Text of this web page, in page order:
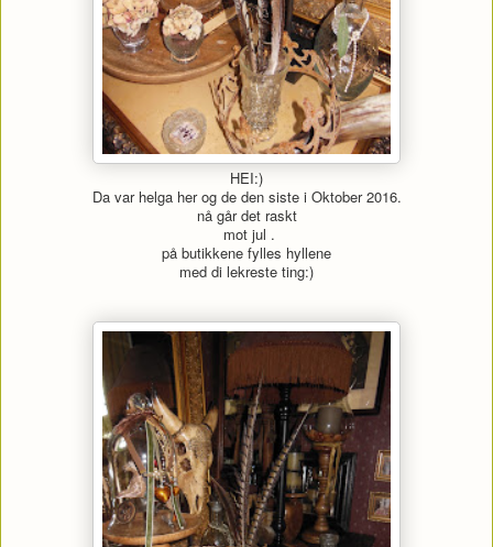
HEI:)
Da var helga her og de den siste i Oktober 2016.
nå går det raskt
mot jul .
på butikkene fylles hyllene
med di lekreste ting:)